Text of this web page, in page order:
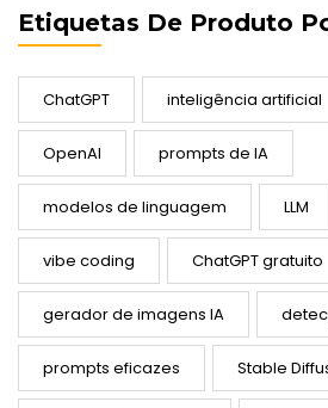
Etiquetas De Produto
ChatGPT inteligência artificial
OpenAI prompts de IA
modelos de linguagem LLM
vibe coding ChatGPT gratuito
gerador de imagens IA
prompts eficazes Stable